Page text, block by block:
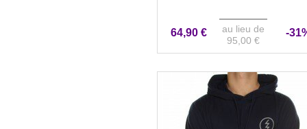
64,90 €
au lieu de
95,00 €
-